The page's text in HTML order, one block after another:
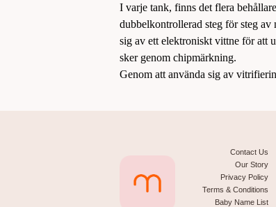
I varje tank, finns det flera
dubbelkontrollerad steg för steg
sig av ett elektroniskt vittne för att
sker genom chipmärkning.
Genom att använda sig av
Contact Us
Our Story
Privacy Policy
Terms & Conditions
Baby Name List